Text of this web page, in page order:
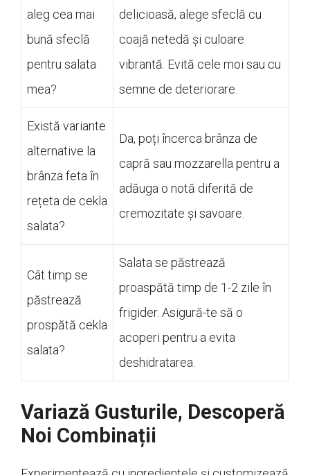
aleg cea mai
bună sfeclă
pentru salata
mea?
delicioasă, alege sfeclă cu
coajă netedă și culoare
vibrantă. Evită cele moi sau cu
semne de deteriorare.
Există variante
alternative la
brânza feta în
rețeta de cekla
salata?
Da, poți încerca brânza de
capră sau mozzarella pentru a
adăuga o notă diferită de
cremozitate și savoare.
Cât timp se
păstrează
prospătă cekla
salata?
Salata se păstrează
proaspătă timp de 1-2 zile în
frigider. Asigură-te să o
acoperi pentru a evita
deshidratarea.
Variază Gusturile, Descoperă
Noi Combinații